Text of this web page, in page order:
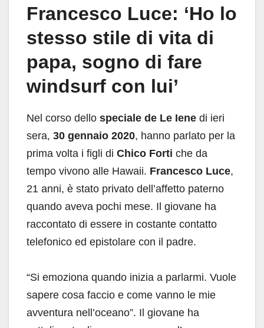
Francesco Luce: ‘Ho lo
stesso stile di vita di
papa, sogno di fare
windsurf con lui’
Nel corso dello speciale de Le Iene di ieri
sera, 30 gennaio 2020, hanno parlato per la
prima volta i figli di Chico Forti che da
tempo vivono alle Hawaii. Francesco Luce,
21 anni, è stato privato dell’affetto paterno
quando aveva pochi mese. Il giovane ha
raccontato di essere in costante contatto
telefonico ed epistolare con il padre.
“Si emoziona quando inizia a parlarmi. Vuole
sapere cosa faccio e come vanno le mie
avventura nell’oceano”. Il giovane ha